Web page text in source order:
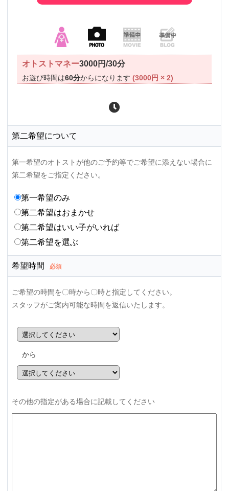
オトストマネー3000円/30分
お遊び時間は60分からになります(3000円 × 2)
第二希望について
第一希望のオトストが他のご予約等でご希望に添えない場合に
第二希望をご指定ください。
第一希望のみ
第二希望はおまかせ
第二希望はいい子がいれば
第二希望を選ぶ
希望時間 必須
ご希望の時間を〇時から〇時と指定してください。
スタッフがご案内可能な時間を返信いたします。
から
その他の指定がある場合に記載してください